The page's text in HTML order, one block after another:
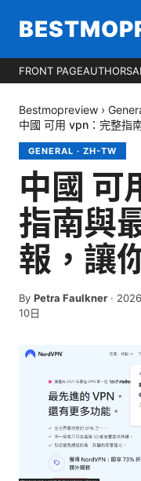
FRONT PAGEAUTHORS
Bestmopreview ›
中國 可用 vpn：完整指
GENERAL · ZH-TW
中國 可
指南與
報，讓
By Petra Faulkner ·
10日